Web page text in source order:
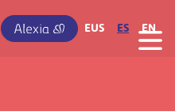
EUS ES EN
IRUDIA